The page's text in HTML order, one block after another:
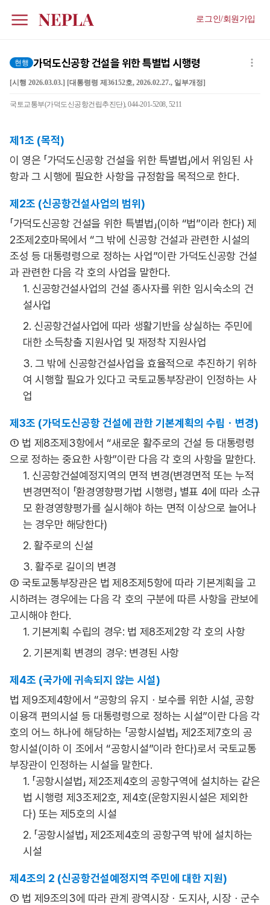
로그인/회원가입
현행 가덕도신공항 건설을 위한 특별법 시행령
[시행 2026.03.03.] [대통령령 제36152호, 2026.02.27., 일부개정]
국토교통부(가덕도신공항건립추진단), 044-201-5208, 5211
제1조 (목적)
이 영은 「가덕도신공항 건설을 위한 특별법」에서 위임된 사
항과 그 시행에 필요한 사항을 규정함을 목적으로 한다.
제2조 (신공항건설사업의 범위)
「가덕도신공항 건설을 위한 특별법」(이하 “법”이라 한다) 제
2조제2호마목에서 “그 밖에 신공항 건설과 관련한 시설의
조성 등 대통령령으로 정하는 사업”이란 가덕도신공항 건설
과 관련한 다음 각 호의 사업을 말한다.
1. 신공항건설사업의 건설 종사자를 위한 임시숙소의 건
설사업
2. 신공항건설사업에 따라 생활기반을 상실하는 주민에
대한 소득창출 지원사업 및 재정착 지원사업
3. 그 밖에 신공항건설사업을 효율적으로 추진하기 위하
여 시행할 필요가 있다고 국토교통부장관이 인정하는 사
업
제3조 (가덕도신공항 건설에 관한 기본계획의 수립ㆍ변경)
① 법 제8조제3항에서 “새로운 활주로의 건설 등 대통령령
으로 정하는 중요한 사항”이란 다음 각 호의 사항을 말한다.
1. 신공항건설예정지역의 면적 변경(변경면적 또는 누적
변경면적이 「환경영향평가법 시행령」 별표 4에 따라 소규
모 환경영향평가를 실시해야 하는 면적 이상으로 늘어나
는 경우만 해당한다)
2. 활주로의 신설
3. 활주로 길이의 변경
② 국토교통부장관은 법 제8조제5항에 따라 기본계획을 고
시하려는 경우에는 다음 각 호의 구분에 따른 사항을 관보에
고시해야 한다.
1. 기본계획 수립의 경우: 법 제8조제2항 각 호의 사항
2. 기본계획 변경의 경우: 변경된 사항
제4조 (국가에 귀속되지 않는 시설)
법 제9조제4항에서 “공항의 유지ㆍ보수를 위한 시설, 공항
이용객 편의시설 등 대통령령으로 정하는 시설”이란 다음 각
호의 어느 하나에 해당하는 「공항시설법」 제2조제7호의 공
항시설(이하 이 조에서 “공항시설”이라 한다)로서 국토교통
부장관이 인정하는 시설을 말한다.
1. 「공항시설법」 제2조제4호의 공항구역에 설치하는 같은
법 시행령 제3조제2호, 제4호(운항지원시설은 제외한
다) 또는 제5호의 시설
2. 「공항시설법」 제2조제4호의 공항구역 밖에 설치하는
시설
제4조의 2 (신공항건설예정지역 주민에 대한 지원)
① 법 제9조의3에 따라 관계 광역시장ㆍ도지사, 시장ㆍ군수